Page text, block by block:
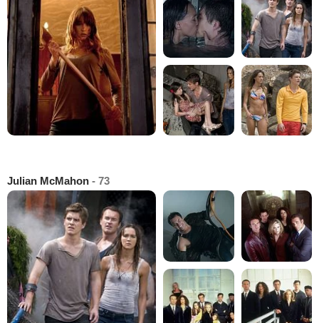
Julian McMahon - 73